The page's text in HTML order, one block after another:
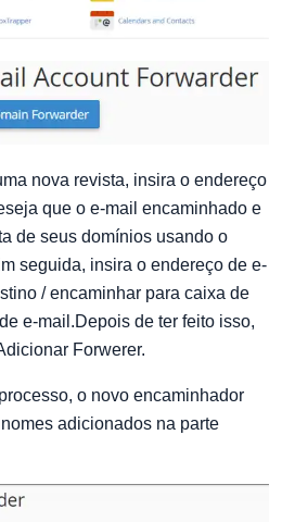
nova revista, insira o endereço
que o e-mail encaminhado e
de seus domínios usando o
seguida, insira o endereço de e-
/ encaminhar para caixa de
e-mail.Depois de ter feito isso,
Forwerer.
o novo encaminhador
adicionados na parte